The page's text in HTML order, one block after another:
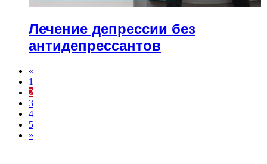
Лечение депрессии без
антидепрессантов
«
1
2
3
4
5
»